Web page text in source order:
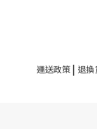
運送政策 | 退